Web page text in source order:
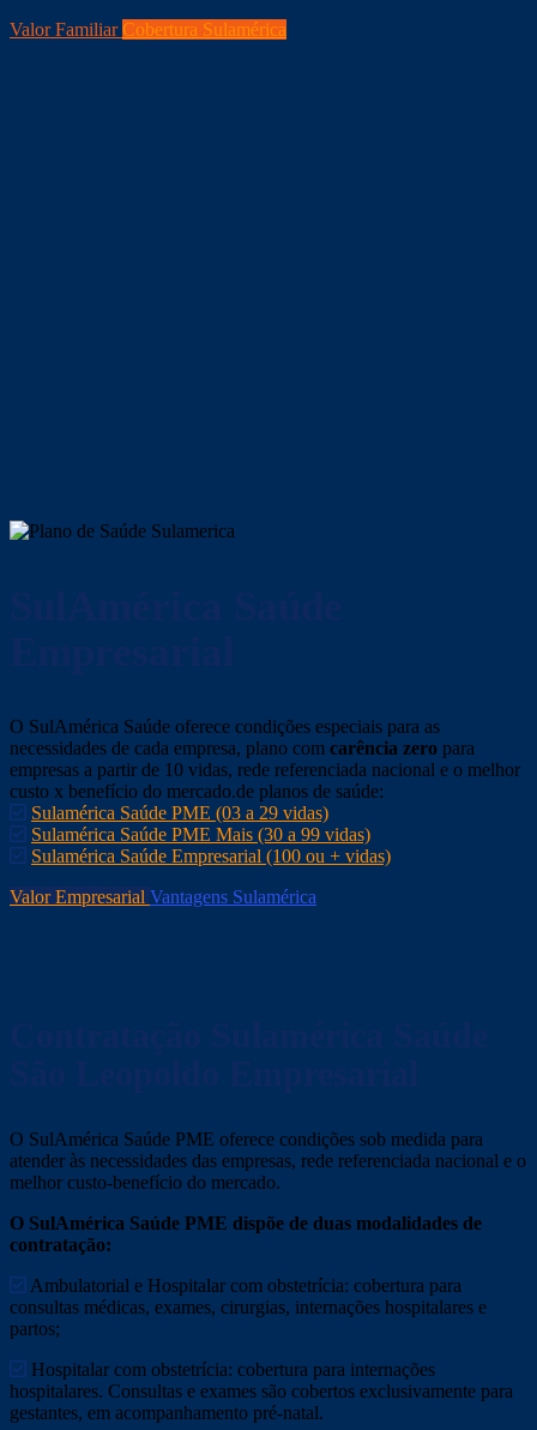
Valor Familiar Cobertura Sulamérica
O SulAmérica Saúde oferece condições especiais para as
necessidades de cada empresa, plano com carência zero para
empresas a partir de 10 vidas, rede referenciada nacional e o melhor
custo x benefício do mercado.de planos de saúde:
Sulamérica Saúde PME (03 a 29 vidas)
Sulamérica Saúde PME Mais (30 a 99 vidas)
Sulamérica Saúde Empresarial (100 ou + vidas)
Valor Empresarial Vantagens Sulamérica
O SulAmérica Saúde PME oferece condições sob medida para
atender às necessidades das empresas, rede referenciada nacional e o
melhor custo-benefício do mercado.
O SulAmérica Saúde PME dispõe de duas modalidades de
contratação:
Ambulatorial e Hospitalar com obstetrícia: cobertura para
consultas médicas, exames, cirurgias, internações hospitalares e
partos;
Hospitalar com obstetrícia: cobertura para internações
hospitalares. Consultas e exames são cobertos exclusivamente para
gestantes, em acompanhamento pré-natal.